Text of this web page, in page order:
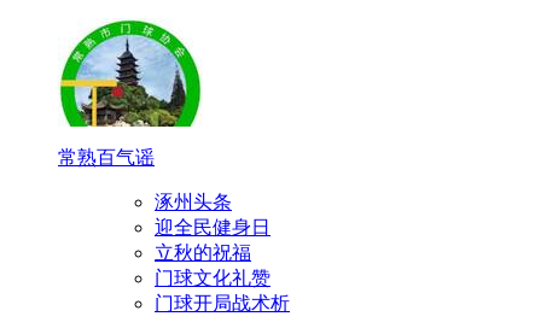
常熟百气谣
涿州头条
迎全民健身日
立秋的祝福
门球文化礼赞
门球开局战术析